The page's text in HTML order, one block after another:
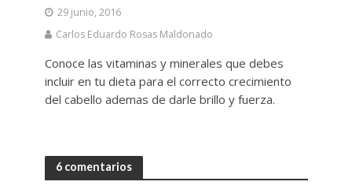
29 junio, 2016
Carlos Eduardo Rosas Maldonado
Conoce las vitaminas y minerales que debes
incluir en tu dieta para el correcto crecimiento
del cabello ademas de darle brillo y fuerza.
6 comentarios